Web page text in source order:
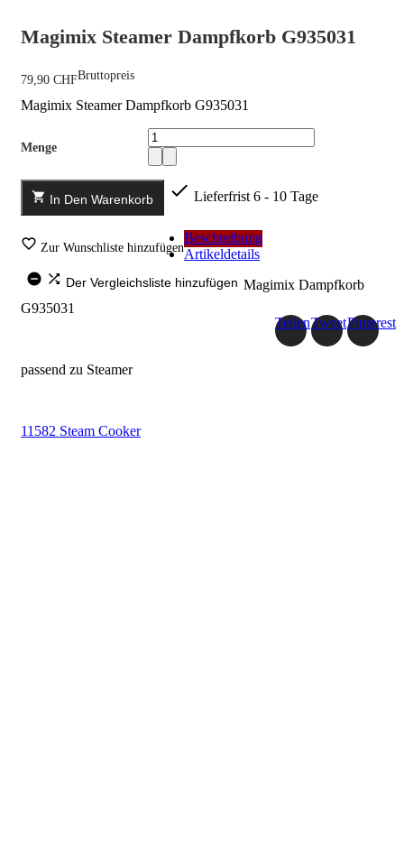
Magimix Steamer Dampfkorb G935031
79,90 CHFBruttopreis
Magimix Steamer Dampfkorb G935031
Menge
 In Den Warenkorb  Lieferfrist 6 - 10 Tage
 Zur Wunschliste hinzufügen
  Der Vergleichsliste hinzufügen
TeilenTweetPinterest
Beschreibung
Artikeldetails
Magimix Dampfkorb
G935031
passend zu Steamer
11582 Steam Cooker